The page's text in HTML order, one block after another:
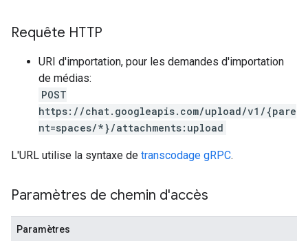
Requête HTTP
URI d'importation, pour les demandes d'importation
de médias:
POST
https://chat.googleapis.com/upload/v1/{pare
nt=spaces/*}/attachments:upload
L'URL utilise la syntaxe de transcodage gRPC.
Paramètres de chemin d'accès
Paramètres